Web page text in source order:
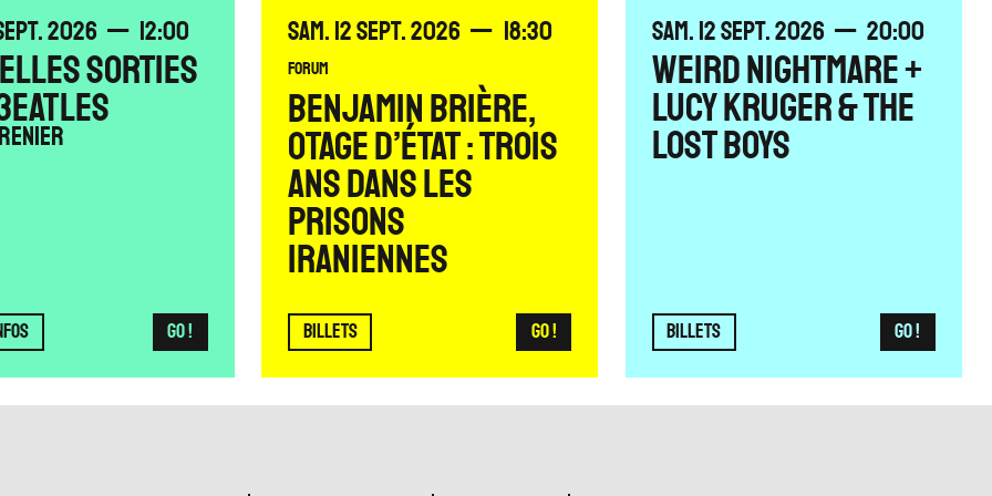
2026 12:00
SORTIES
Go !
SAMEDI
SAM. 12 SEPTEMBRE
SEPT. 2026 18:30
FORUM
BENJAMIN BRIÈRE,
OTAGE D’ÉTAT : TROIS
ANS DANS LES
PRISONS
IRANIENNES
BILLETS Go !
SAMEDI
SAM. 12 SEPTEMBRE
SEPT. 2026 20:00
WEIRD NIGHTMARE +
LUCY KRUGER & THE
LOST BOYS
BILLETS Go !